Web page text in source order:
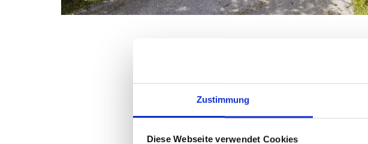
Zustimmung
Diese Webseite verwendet Cookies